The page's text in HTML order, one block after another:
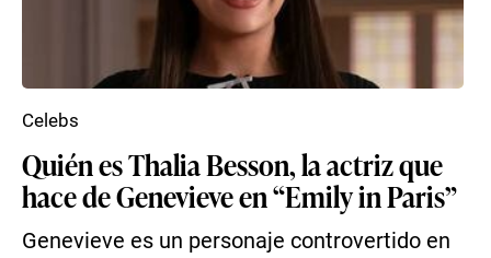
Quién es Thalia Besson, la actriz que
hace de Genevieve en “Emily in Paris”
Genevieve es un personaje controvertido en
Celebs